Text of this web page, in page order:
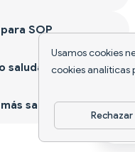
Usamos cookies
cookies analíticas
Rechazar
SOP
saludable
sano